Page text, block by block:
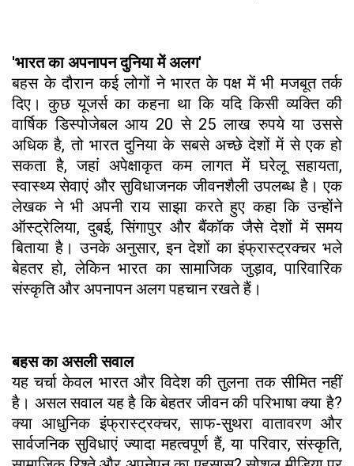
'भारत का अपनापन दुनिया में अलग'
बहस के दौरान कई लोगों ने भारत के पक्ष में भी मजबूत तर्क
दिए। कुछ यूजर्स का कहना था कि यदि किसी व्यक्ति की
वार्षिक डिस्पोजेबल आय 20 से 25 लाख रुपये या उससे
अधिक है, तो भारत दुनिया के सबसे अच्छे देशों में से एक हो
सकता है, जहां अपेक्षाकृत कम लागत में घरेलू सहायता,
स्वास्थ्य सेवाएं और सुविधाजनक जीवनशैली उपलब्ध है। एक
लेखक ने भी अपनी राय साझा करते हुए कहा कि उन्होंने
ऑस्ट्रेलिया, दुबई, सिंगापुर और बैंकॉक जैसे देशों में समय
बिताया है। उनके अनुसार, इन देशों का इंफ्रास्ट्रक्चर भले
बेहतर हो, लेकिन भारत का सामाजिक जुड़ाव, पारिवारिक
संस्कृति और अपनापन अलग पहचान रखते हैं।
बहस का असली सवाल
यह चर्चा केवल भारत और विदेश की तुलना तक सीमित नहीं
है। असल सवाल यह है कि बेहतर जीवन की परिभाषा क्या है?
क्या आधुनिक इंफ्रास्ट्रक्चर, साफ-सुथरा वातावरण और
सार्वजनिक सुविधाएं ज्यादा महत्वपूर्ण हैं, या परिवार, संस्कृति,